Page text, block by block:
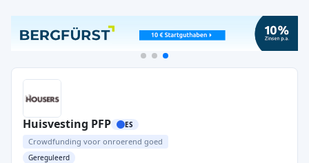
Huisvesting PFP ES
Crowdfunding voor onroerend goed
Gereguleerd